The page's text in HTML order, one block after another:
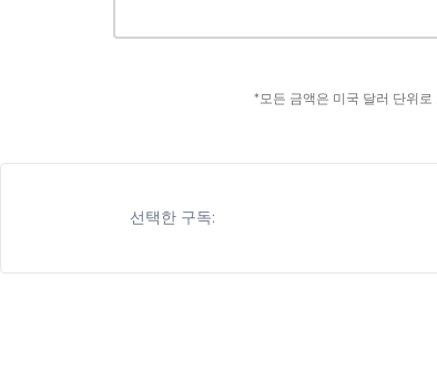
*모든 금액은 미국 달러 단위
선택한 구독: